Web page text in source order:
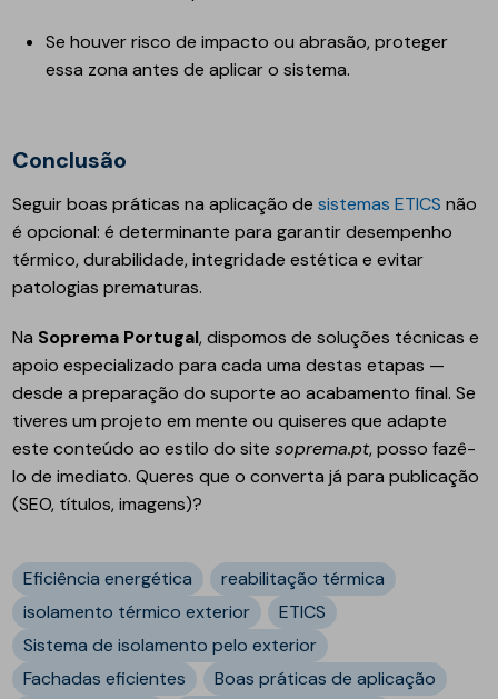
Se houver risco de impacto ou abrasão, proteger
essa zona antes de aplicar o sistema.
Conclusão
Seguir boas práticas na aplicação desistemas ETICS não
é opcional: é determinante para garantir desempenho
térmico, durabilidade, integridade estética e evitar
patologias prematuras.
Na Soprema Portugal, dispomos de soluções técnicas e
apoio especializado para cada uma destas etapas —
desde a preparação do suporte ao acabamento final. Se
tiveres um projeto em mente ou quiseres que adapte
este conteúdo ao estilo do sitesoprema.pt, posso fazê-
lo de imediato. Queres que o converta já para publicação
(SEO, títulos, imagens)?
Eficiência energética
reabilitação térmica
isolamento térmico exterior
ETICS
Sistema de isolamento pelo exterior
Fachadas eficientes
Boas práticas de aplicação